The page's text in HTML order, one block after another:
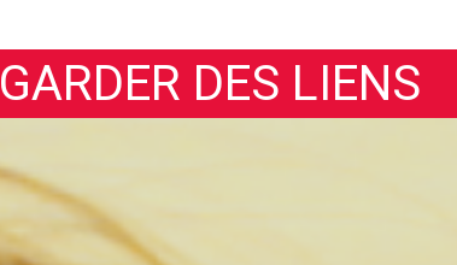
GARDER DES LIENS